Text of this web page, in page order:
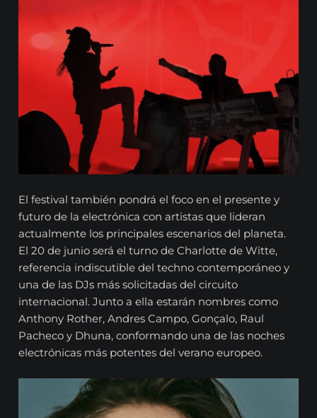
El festival también pondrá el foco en el presente y
futuro de la electrónica con artistas que lideran
actualmente los principales escenarios del planeta.
El 20 de junio será el turno de Charlotte de Witte,
referencia indiscutible del techno contemporáneo y
una de las DJs más solicitadas del circuito
internacional. Junto a ella estarán nombres como
Anthony Rother, Andres Campo, Gonçalo, Raul
Pacheco y Dhuna, conformando una de las noches
electrónicas más potentes del verano europeo.